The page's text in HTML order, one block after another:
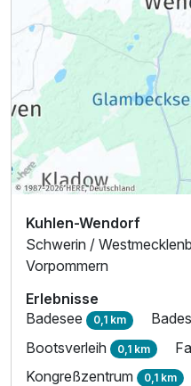
Kuhlen-Wendorf
Schwerin /
Vorpommern
Erlebnisse
Badesee 0,1 km
Bootsverleih 0,1 km
Kongreßzentrum 0,1 km